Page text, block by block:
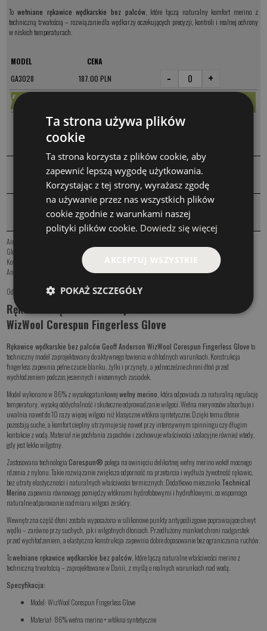
Towełniane rękawice wędkarskie bez palców, które łączą naturalny komfort merino z
techniczną trwałością – rozwiązanie dla wędkarzy oczekujących precyzji, kontroli i realnej ochrony
w niskich temperaturach.
MODEL
CENA
GA3028
187.00 PLN - +
WARTO DOKUPIĆ
PRODUKTY PODOBNE
AirBear Fleece Fingerless Glove
Glove
WizWool Corespun Glove,Geoff Anderson Asimi Geoff Anderson Barbarus Lapwing Egg
Kombinezon Geoff Anderson Dozer 7 Urus 7 Leaf,Geoff Anderson Dozer 7 & Urus 7 Black
Anderson Dozer & Urus Light Blue
Odzież wędkarska i akcesoria,Rękawice
Rękawice wędkarskie bez palców Geoff Anderson
WizWool Corespun Fingerless Glove
Rękawice wędkarskie bez palców Geoff Anderson WizWool Corespun Fingerless Gloveto
techniczny model zaprojektowany do aktywnego łowienia w chłodnych warunkach. Konstrukcja
fingerless zapewnia pełne czucie blanku, żyłki i przynęty, a jednocześnie chroni dłoń przed
wychłodzeniem podczas jesiennych i wiosennych zasiadek.
Model wykonano w 86% z wysokogatunkowejwełny merino , która odpowiada za naturalną regulację
temperatury, wysoką oddychalność i skuteczne odprowadzanie wilgoci. Wełna merynosów absorbuje i
uwalnia nawet do 10 razy więcej wilgoci niż klasyczne włókna syntetyczne. Dzięki temu dłonie
pozostają suche, a komfort cieplny utrzymuje się nawet przy intensywnym spinningu czy długim
kontakcie z wodą. Materiał nie pochłania zapachów i zachowuje właściwości izolacyjne również wtedy,
gdy jest lekko wilgotny.
Zastosowana technologia Corespun® polega na owinięciu delikatnej wełny merino wokół mocnego
rdzenia z nylonu. Takie rozwiązanie zwiększa odporność na przetarcia i wydłuża żywotność rękawic,
bez utraty elastyczności i naturalnych właściwości termicznych. Dodatkowo mieszanka Technical
Merino zapewnia równowagę pomiędzy włóknami hydrofobowymi i hydrofilowymi, co wspomaga
naturalne odparowanie nadmiaru wilgoci ze skóry.
Wewnętrzna część dłoni została wyposażona w silikonowe punkty antypoślizgowe poprawiające chwyt
wędki – zarówno przy suchych, jak i wilgotnych dłoniach. Przedłużony mankiet chroni nadgarstek
przed wychłodzeniem, a elastyczna konstrukcja zapewnia dobre dopasowanie bez ograniczania ruchów.
Towełniane rękawice wędkarskie bez palców , które łączą naturalne właściwości merino z
techniczną trwałością – zaprojektowane w Danii, z myślą o realnych warunkach nad wodą.
Specyfikacja:
Model: WizWool Corespun Fingerless Glove
Materiał: 86% wełna merino + włókna syntetyczne
Ta strona używa plików
cookie
Ta strona korzysta z plików cookie, aby
zapewnić lepszą wygodę użytkowania.
Korzystając z tej strony, wyrażasz zgodę
na używanie przez nas wszystkich plików
cookie zgodnie z warunkami naszej
polityki plików cookie. Dowiedz się więcej
AKCEPTUJ WSZYSTKIE
POKAŻ SZCZEGÓŁY